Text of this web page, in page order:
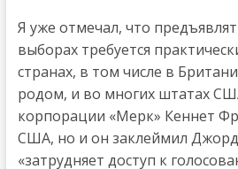
Я уже отмечал, что
выборах требуется
странах, в том числе в
родом, и во многих штатах
корпорации «Мерк» Кеннет
США, но и он заклеймил
«затрудняет доступ к